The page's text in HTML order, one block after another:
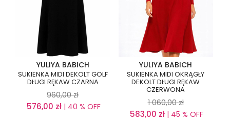
YULIYA BABICH
SUKIENKA MIDI DEKOLT GOLF
DŁUGI RĘKAW CZARNA
960,00 zł
576,00 zł| 40 % OFF
YULIYA BABICH
SUKIENKA MIDI OKRĄGŁY
DEKOLT DŁUGI RĘKAW
CZERWONA
1 060,00 zł
583,00 zł| 45 % OFF